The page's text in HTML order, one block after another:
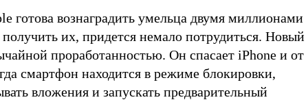
готова вознаградить умельца двумя миллионами
их, придется немало потрудиться. Новый
проработанностью. Он спасает iPhone и от
смартфон находится в режиме блокировки,
вложения и запускать предварительный